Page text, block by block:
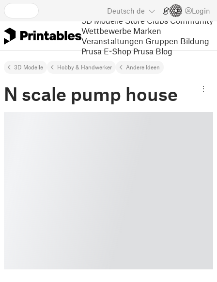
Deutsch de Login
3D Modelle Store Clubs Community
Wettbewerbe Marken
Veranstaltungen Gruppen Bildung
Prusa E-Shop Prusa Blog
3D Modelle Hobby & Handwerker Andere Ideen
N scale pump house